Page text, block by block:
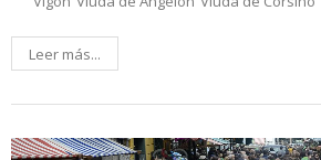
Leer más...